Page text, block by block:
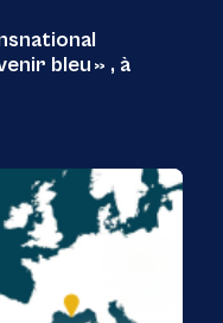
bleu » , à